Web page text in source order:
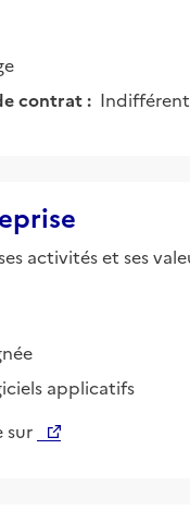
contrat : Indifférent
activités et ses
applicatifs
sur